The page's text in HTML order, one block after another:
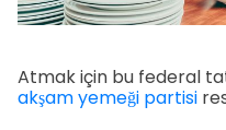
Atmak için bu federal
akşam yemeği partisi